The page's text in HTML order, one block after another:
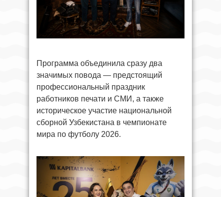
Программа объединила сразу два
значимых повода — предстоящий
профессиональный праздник
работников печати и СМИ, а также
историческое участие национальной
сборной Узбекистана в чемпионате
мира по футболу 2026.